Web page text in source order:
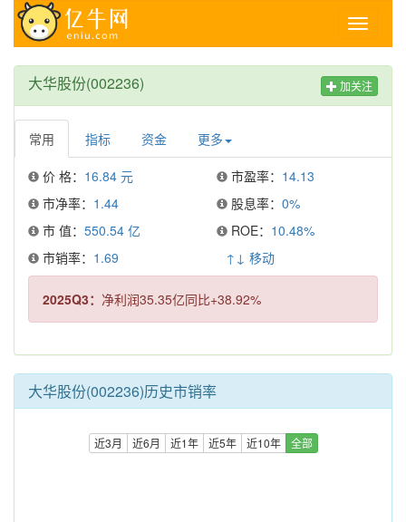
Toggle
大华股份(002236) 加关注
常用 指标 资金 更多
价 格： 16.84 元 市盈率： 14.13
市净率： 1.44 股息率： 0%
市 值： 550.54 亿 ROE： 10.48%
市销率： 1.69 ↑↓ 移动
2025Q3： 净利润35.35亿同比+38.92%
大华股份(002236)历史市销率
近3月 近6月 近1年 近5年 近10年 全部